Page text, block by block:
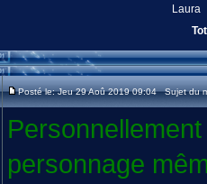
Laura
Posté le: Jeu 29 Aoû 2019 09:04 Sujet du
personnage